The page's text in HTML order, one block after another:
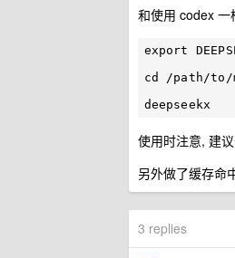
和使用 codex
export
cd /path/to/
使用时注意, 建
另外做了缓存命
3 replies